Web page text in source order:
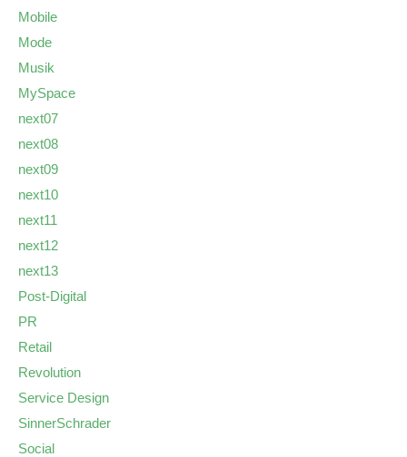
Mobile
Mode
Musik
MySpace
next07
next08
next09
next10
next11
next12
next13
Post-Digital
PR
Retail
Revolution
Service Design
SinnerSchrader
Social